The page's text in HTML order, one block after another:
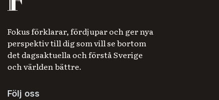
Fokus förklarar, fördjupar och ger nya
perspektiv till dig som vill se bortom
det dagsaktuella och förstå Sverige
och världen bättre.
Följ oss